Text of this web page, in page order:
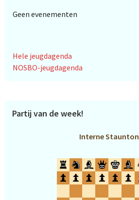
Geen evenementen
Hele jeugdagenda
NOSBO-jeugdagenda
Partij van de week!
Interne Staunton